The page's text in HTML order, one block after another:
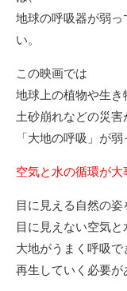
地球の呼吸器が弱
い。
この映画では
地球上の植物や生き
土砂崩れなどの災害
「大地の呼吸」が
空気と水の循環が大
目に見える自然の姿
目に見えない空気
大地がうまく呼吸で
再生していく必要が